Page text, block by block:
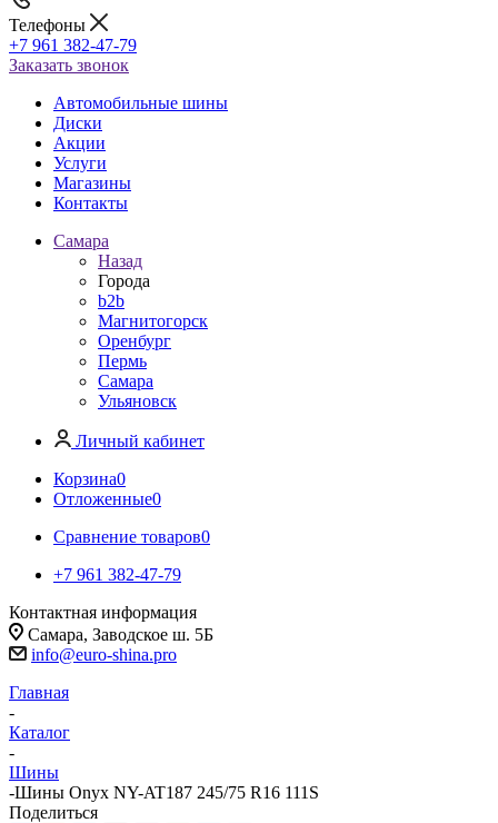
Телефоны
+7 961 382-47-79
Заказать звонок
Автомобильные шины
Диски
Акции
Услуги
Магазины
Контакты
Самара
Назад
Города
b2b
Магнитогорск
Оренбург
Пермь
Самара
Ульяновск
Личный кабинет
Корзина0
Отложенные0
Сравнение товаров0
+7 961 382-47-79
Контактная информация
Самара, Заводское ш. 5Б
info@euro-shina.pro
Главная
-
Каталог
-
Шины
-Шины Onyx NY-AT187 245/75 R16 111S
Поделиться